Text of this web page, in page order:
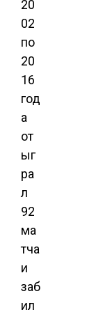
20
02
по
20
16
год
а
от
ыг
ра
л
92
ма
тча
и
заб
ил